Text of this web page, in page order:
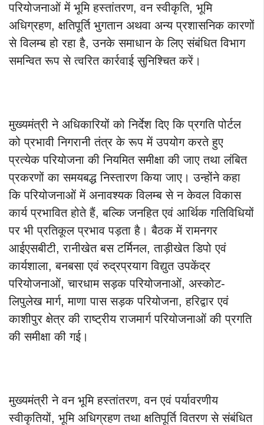
परियोजनाओं में भूमि हस्तांतरण, वन स्वीकृति, भूमि
अधिग्रहण, क्षतिपूर्ति भुगतान अथवा अन्य प्रशासनिक कारणों
से विलम्ब हो रहा है, उनके समाधान के लिए संबंधित विभाग
समन्वित रूप से त्वरित कार्रवाई सुनिश्चित करें।
मुख्यमंत्री ने अधिकारियों को निर्देश दिए कि प्रगति पोर्टल
को प्रभावी निगरानी तंत्र के रूप में उपयोग करते हुए
प्रत्येक परियोजना की नियमित समीक्षा की जाए तथा लंबित
प्रकरणों का समयबद्ध निस्तारण किया जाए। उन्होंने कहा
कि परियोजनाओं में अनावश्यक विलम्ब से न केवल विकास
कार्य प्रभावित होते हैं, बल्कि जनहित एवं आर्थिक गतिविधियों
पर भी प्रतिकूल प्रभाव पड़ता है। बैठक में रामनगर
आईएसबीटी, रानीखेत बस टर्मिनल, ताड़ीखेत डिपो एवं
कार्यशाला, बनबसा एवं रुद्रप्रयाग विद्युत उपकेंद्र
परियोजनाओं, चारधाम सड़क परियोजनाओं, अस्कोट-
लिपुलेख मार्ग, माणा पास सड़क परियोजना, हरिद्वार एवं
काशीपुर क्षेत्र की राष्ट्रीय राजमार्ग परियोजनाओं की प्रगति
की समीक्षा की गई।
मुख्यमंत्री ने वन भूमि हस्तांतरण, वन एवं पर्यावरणीय
स्वीकृतियों, भूमि अधिग्रहण तथा क्षतिपूर्ति वितरण से संबंधित